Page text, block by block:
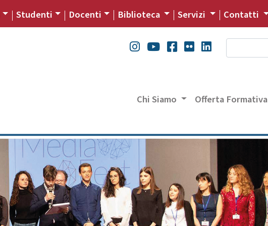
Studenti Docenti Biblioteca Servizi Contatti
Chi Siamo Offerta Formativa